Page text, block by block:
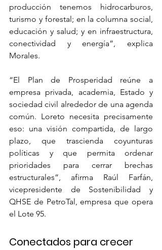
producción tenemos hidrocarburos,
turismo y forestal; en la columna social,
educación y salud; y en infraestructura,
conectividad y energía”, explica
Morales.
“El Plan de Prosperidad reúne a
empresa privada, academia, Estado y
sociedad civil alrededor de una agenda
común. Loreto necesita precisamente
eso: una visión compartida, de largo
plazo, que trascienda coyunturas
políticas y que permita ordenar
prioridades para cerrar brechas
estructurales”, afirma Raúl Farfán,
vicepresidente de Sostenibilidad y
QHSE de PetroTal, empresa que opera
el Lote 95.
Conectados para crecer